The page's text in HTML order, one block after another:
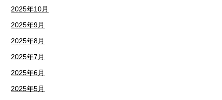
2025年10月
2025年9月
2025年8月
2025年7月
2025年6月
2025年5月